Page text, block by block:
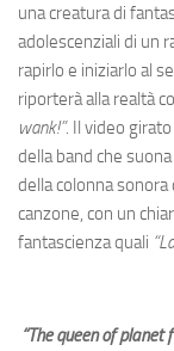
una creatura di
adolescenziali di un
rapirlo e iniziarlo al
riporterà alla realtà
wank!”. Il video
della band che
della colonna
canzone, con un
fantascienza quali
“The queen of planet